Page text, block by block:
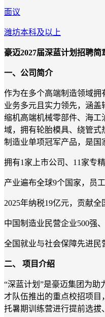
面议
潍坊本科及以上
豪迈2027届深蓝计划招聘简
一、公司简介
作为在多个高端制造领域拥
业务多元且实力领先，涵
缩机高端机械零部件、海工
域，拥有轮胎模具、绕管式
制造业单项冠军产品，是国
拥有1家上市公司、11家专
产业遍布全球9个国家，员
2025年纳税19亿元，贡献
中国制造业民营企业500强
全国就业与社会保障先进民
二、 项目介绍
“深蓝计划”是豪迈集团为助
才队伍推出的重点校招项
托暑期训练营进行提前选拔